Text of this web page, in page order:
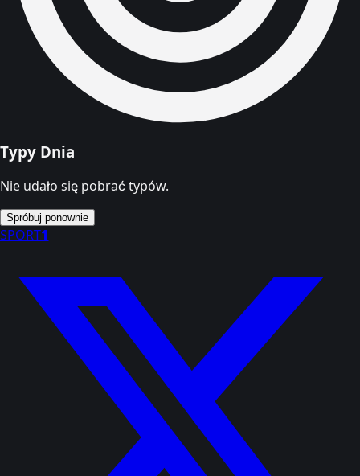
Typy Dnia
Nie udało się pobrać typów.
Spróbuj ponownie
SPORT1